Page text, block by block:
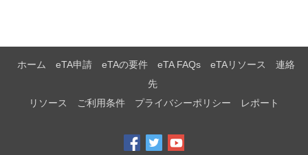
ホーム eTA申請 eTAの要件 eTA FAQs eTAリソース
連絡
先
リソース
ご利用条件 プライバシーポリシー レポート